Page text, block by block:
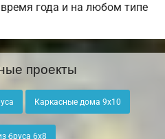
года и на любом типе
проекты
Каркасные дома 9х10
бруса 6х8